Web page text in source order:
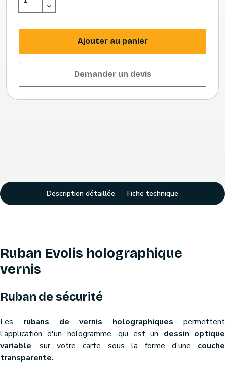
Ajouter au panier
Demander un devis
Description détaillée Fiche technique
Ruban Evolis holographique
vernis
Ruban de sécurité
Les rubans de vernis holographiques permettent
l'application d'un hologramme, qui est un dessin optique
variable, sur votre carte sous la forme d'une couche
transparente.